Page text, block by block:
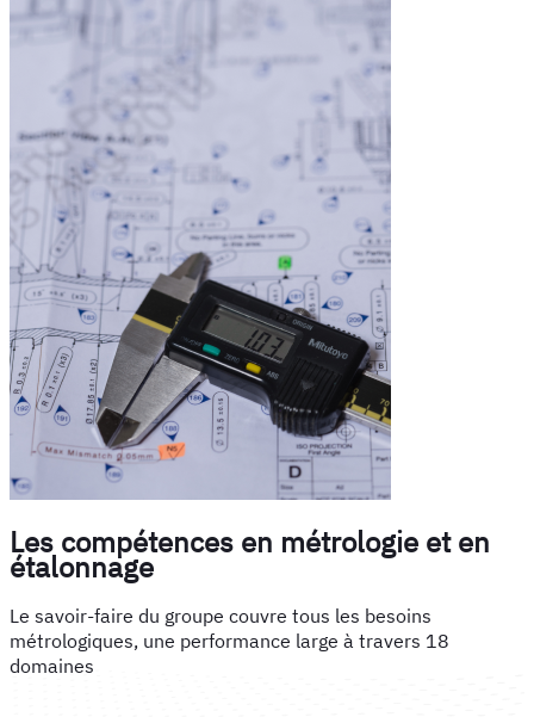
Les compétences en métrologie et en
étalonnage
Le savoir-faire du groupe couvre tous les besoins
métrologiques, une performance large à travers 18
domaines